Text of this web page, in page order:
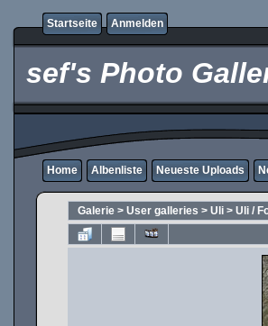
Startseite Anmelden
sef's Photo
Home Albenliste Neueste Uploads
Galerie > User galleries > Uli > Uli /